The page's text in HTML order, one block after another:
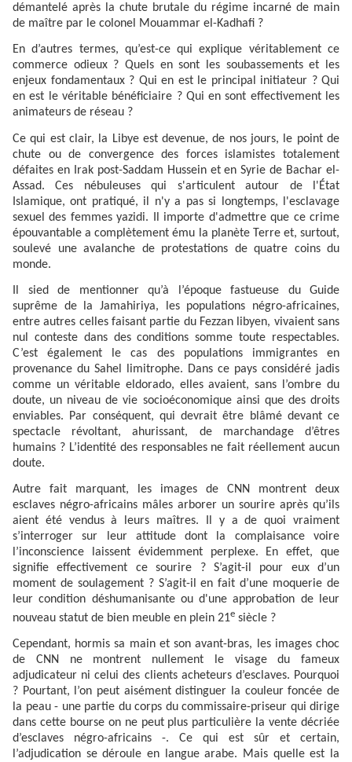
démantelé après la chute brutale du régime incarné de main
de maître par le colonel Mouammar el-Kadhafi ?
En d’autres termes, qu’est-ce qui explique véritablement ce
commerce odieux ? Quels en sont les soubassements et les
enjeux fondamentaux ? Qui en est le principal initiateur ? Qui
en est le véritable bénéficiaire ? Qui en sont effectivement les
animateurs de réseau ?
Ce qui est clair, la Libye est devenue, de nos jours, le point de
chute ou de convergence des forces islamistes totalement
défaites en Irak post-Saddam Hussein et en Syrie de Bachar el-
Assad. Ces nébuleuses qui s'articulent autour de l'État
Islamique, ont pratiqué, il n'y a pas si longtemps, l'esclavage
sexuel des femmes yazidi. Il importe d'admettre que ce crime
épouvantable a complètement ému la planète Terre et, surtout,
soulevé une avalanche de protestations de quatre coins du
monde.
Il sied de mentionner qu’à l’époque fastueuse du Guide
suprême de la Jamahiriya, les populations négro-africaines,
entre autres celles faisant partie du Fezzan libyen, vivaient sans
nul conteste dans des conditions somme toute respectables.
C’est également le cas des populations immigrantes en
provenance du Sahel limitrophe. Dans ce pays considéré jadis
comme un véritable eldorado, elles avaient, sans l’ombre du
doute, un niveau de vie socioéconomique ainsi que des droits
enviables. Par conséquent, qui devrait être blâmé devant ce
spectacle révoltant, ahurissant, de marchandage d’êtres
humains ? L’identité des responsables ne fait réellement aucun
doute.
Autre fait marquant, les images de CNN montrent deux
esclaves négro-africains mâles arborer un sourire après qu’ils
aient été vendus à leurs maîtres. Il y a de quoi vraiment
s’interroger sur leur attitude dont la complaisance voire
l’inconscience laissent évidemment perplexe. En effet, que
signifie effectivement ce sourire ? S’agit-il pour eux d’un
moment de soulagement ? S’agit-il en fait d’une moquerie de
leur condition déshumanisante ou d'une approbation de leur
nouveau statut de bien meuble en plein 21e siècle ?
Cependant, hormis sa main et son avant-bras, les images choc
de CNN ne montrent nullement le visage du fameux
adjudicateur ni celui des clients acheteurs d’esclaves. Pourquoi
? Pourtant, l’on peut aisément distinguer la couleur foncée de
la peau - une partie du corps du commissaire-priseur qui dirige
dans cette bourse on ne peut plus particulière la vente décriée
d’esclaves négro-africains -. Ce qui est sûr et certain,
l’adjudication se déroule en langue arabe. Mais quelle est la